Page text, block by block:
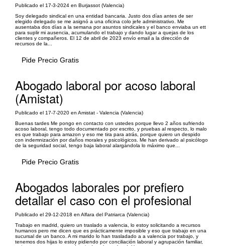
Publicado el 17-3-2024 en Burjassot (Valencia)
Soy delegado sindical en una entidad bancaria. Justo dos días antes de ser
elegido delegado se me asignó a una oficina colo jefe administrativo. Me
ausentaba dos días a la semana por asuntos sindicales y el banco enviaba un ett
para suplir mi ausencia, acumulando el trabajo y dando lugar a quejas de los
clientes y compañeros. El 12 de abril de 2023 envío email a la dirección de
recursos de la...
Pide Precio Gratis
Abogado laboral por acoso laboral
(Amistat)
Publicado el 17-7-2020 en Amistat - Valencia (Valencia)
Buenas tardes Me pongo en contacto con ustedes porque llevo 2 años sufriendo
acoso laboral, tengo todo documentado por escrito, y pruebas al respecto, lo malo
es que trabajo para amazon y eso me tira para atrás, porque quiero un despido
con indemnización por daños morales y psicológicos. Me han derivado al psicólogo
de la seguridad social, tengo baja laboral alargándola lo máximo que...
Pide Precio Gratis
Abogados laborales por prefiero
detallar el caso con el profesional
Publicado el 29-12-2018 en Alfara del Patriarca (Valencia)
Trabajo en madrid, quiero un traslado a valencia, lo estoy solicitando a recursos
humanos pero me dicen que es prácticamente imposible y eso que trabajo en una
sucursal de un banco. A mi marido lo han trasladado a a valencia por trabajo, y
tenemos dos hijas lo estoy pidiendo por conciliación laboral y agrupación familiar,